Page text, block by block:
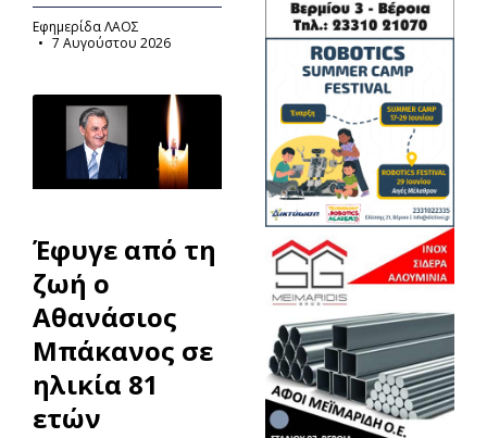
Εφημερίδα ΛΑΟΣ
7 Αυγούστου 2026
Έφυγε από τη
ζωή ο
Αθανάσιος
Μπάκανος σε
ηλικία 81
ετών